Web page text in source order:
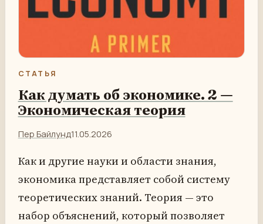
СТАТЬЯ
Как думать об экономике. 2 —
Экономическая теория
Пер Байлунд11.05.2026
Как и другие науки и области знания,
экономика представляет собой систему
теоретических знаний. Теория — это
набор объяснений, который позволяет